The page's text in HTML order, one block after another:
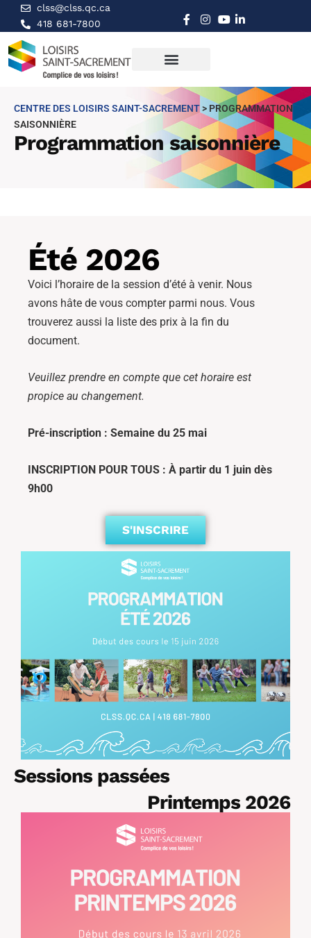
clss@clss.qc.ca
418 681-7800
Programmation saisonnière
CENTRE DES LOISIRS SAINT-SACREMENT> PROGRAMMATION
SAISONNIÈRE
Été 2026
Voici l’horaire de la session d’été à venir. Nous
avons hâte de vous compter parmi nous. Vous
trouverez aussi la liste des prix à la fin du
document.
Veuillez prendre en compte que cet horaire est
propice au changement.
Pré-inscription : Semaine du 25 mai
INSCRIPTION POUR TOUS : À partir du 1 juin dès
9h00
S'INSCRIRE
Sessions passées
Printemps 2026